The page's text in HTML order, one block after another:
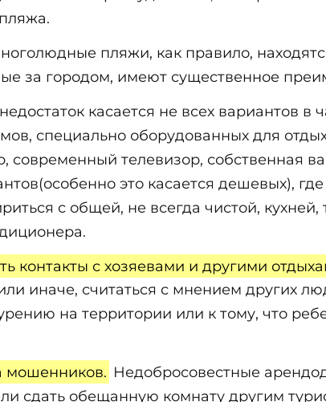
пляжи, как правило,
за городом, имеют существенное
касается не всех вариантов в
специально оборудованных для
современный телевизор, собственная
это касается дешевых),
с общей, не всегда чистой,
контакты с хозяевами и другими
иначе, считаться с мнением других
на территории или к тому, что
мошенников. Недобросовестные
сдать обещанную комнату другим